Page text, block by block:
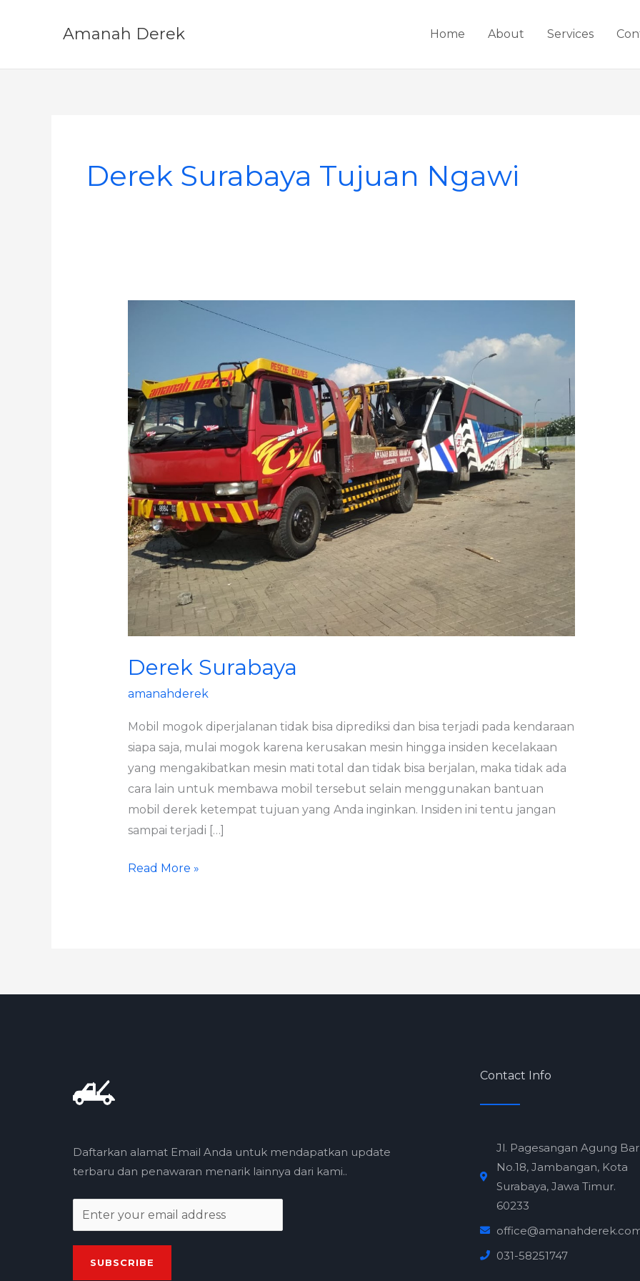
Amanah Derek Home About Services
Derek Surabaya Tujuan Ngawi
Derek Surabaya
amanahderek
Mobil mogok diperjalanan tidak bisa diprediksi dan bisa terjadi pada kendaraan
siapa saja, mulai mogok karena kerusakan mesin hingga insiden kecelakaan
yang mengakibatkan mesin mati total dan tidak bisa berjalan, maka tidak ada
cara lain untuk membawa mobil tersebut selain menggunakan bantuan
mobil derek ketempat tujuan yang Anda inginkan. Insiden ini tentu jangan
sampai terjadi […]
Read More »
Daftarkan alamat Email Anda untuk mendapatkan update
terbaru dan penawaran menarik lainnya dari kami..
a
SUBSCRIBE
Contact Info
Jl. Pagesangan Agung
No.18, Jambangan, Kota
Surabaya, Jawa Timur.
60233
031-58251747